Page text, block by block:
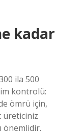
kadar
ila 500
kontrolü:
ömrü için,
üreticiniz
önemlidir.